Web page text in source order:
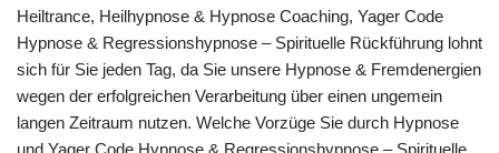
Heiltrance, Heilhypnose & Hypnose Coaching, Yager Code
Hypnose & Regressionshypnose – Spirituelle Rückführung lohnt
sich für Sie jeden Tag, da Sie unsere Hypnose & Fremdenergien
wegen der erfolgreichen Verarbeitung über einen ungemein
langen Zeitraum nutzen. Welche Vorzüge Sie durch Hypnose
und Yager Code Hypnose & Regressionshypnose – Spirituelle